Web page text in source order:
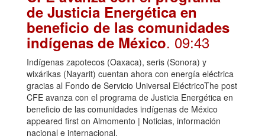
de Justicia Energética en
beneficio de las comunidades
indígenas de México. 09:43
Indígenas zapotecos (Oaxaca), seris (Sonora) y
wixárikas (Nayarit) cuentan ahora con energía eléctrica
gracias al Fondo de Servicio Universal EléctricoThe post
CFE avanza con el programa de Justicia Energética en
beneficio de las comunidades indígenas de México
appeared first on Almomento | Noticias, información
nacional e internacional.